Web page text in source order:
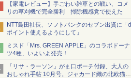
【家電レビュー】手ごわい雑草との戦い、コメ
リの草刈機で完全勝利 掃除機感覚で使えた
NTT島田社長、ソフトバンクのセブン出資に「d
ポイント使えるようにして」
ミスド「Mrs. GREEN APPLE」のコラボドーナ
ツ4種、いよいよ発売！
「リサ・ラーソン」がま口ポーチ付録、大人の
おしゃれ手帖 10月号。ジャカード織の北欧猫デ